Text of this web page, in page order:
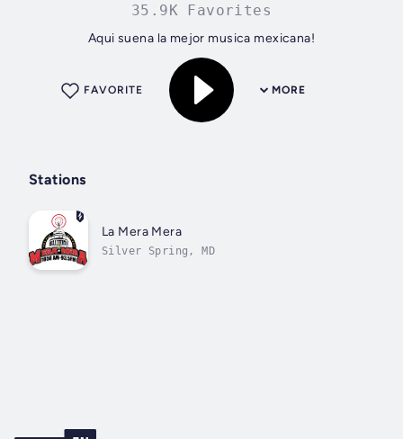
35.9K Favorites
Aqui suena la mejor musica mexicana!
MORE
FAVORITE
Stations
La Mera Mera
Silver Spring, MD